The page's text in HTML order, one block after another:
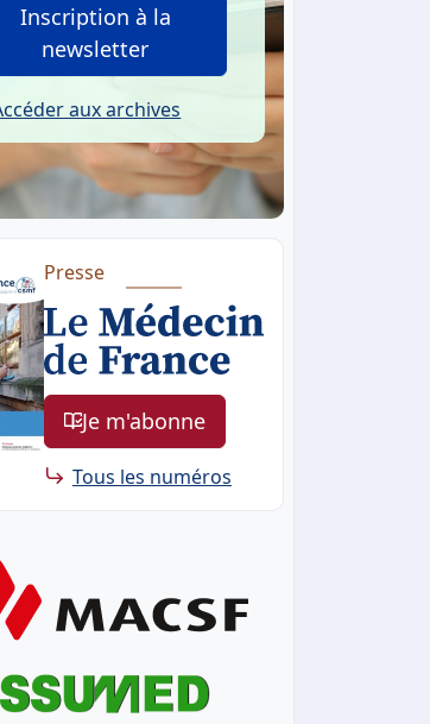
Inscription à la
newsletter
aux archives
Presse
Je m'abonne
Tous les numéros